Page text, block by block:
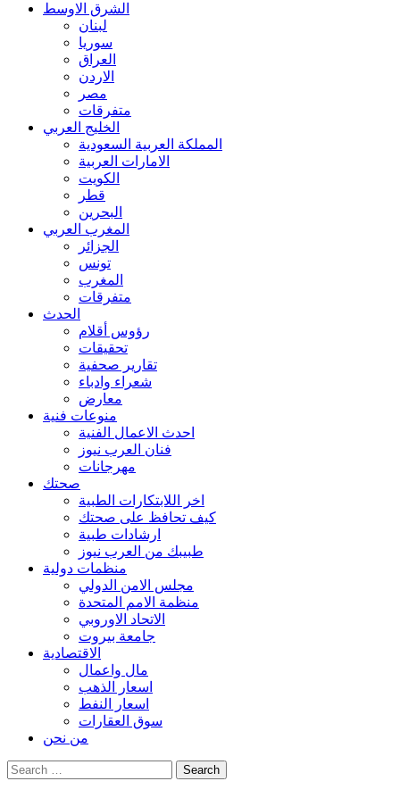
الشرق الاوسط
لبنان
سوريا
العراق
الاردن
مصر
متفرقات
الخليج العربي
المملكة العربية السعودية
الامارات العربية
الكويت
قطر
البحرين
المغرب العربي
الجزائر
تونس
المغرب
متفرقات
الحدث
رؤوس أقلام
تحقيقات
تقارير صحفية
شعراء وادباء
معارض
منوعات فنية
احدث الاعمال الفنية
فنان العرب نيوز
مهرجانات
صحتك
اخر اللابتكارات الطبية
كيف تحافظ على صحتك
ارشادات طبية
طبيبك من العرب نيوز
منظمات دولية
مجلس الامن الدولي
منظمة الامم المتحدة
الاتحاد الاوروبي
جامعة بيروت
الاقتصادية
مال واعمال
اسعار الذهب
اسعار النفط
سوق العقارات
من نحن
Search
for: